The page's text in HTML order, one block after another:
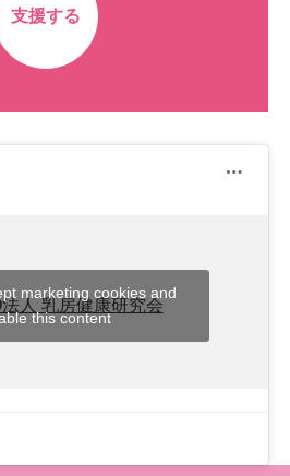
支援する
人 乳房健康研究会
marketing cookies and
this content